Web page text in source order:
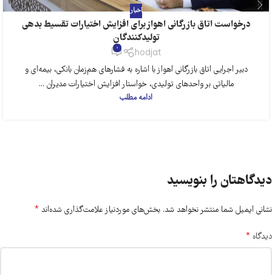
اخبار
درخواست اتاق بازرگانی اهواز برای افزایش اختیارات تقسیط بدهی
تولیدکنندگان
hodjat
0
دبیر اجرایی اتاق بازرگانی اهواز با اشاره به فشارهای هم‌زمان بانکی، بیمه‌ای و
مالیاتی بر واحدهای تولیدی، خواستار افزایش اختیارات مدیران ...
ادامه مطلب
دیدگاهتان را بنویسید
نشانی ایمیل شما منتشر نخواهد شد. بخش‌های موردنیاز علامت‌گذاری شده‌اند *
دیدگاه *